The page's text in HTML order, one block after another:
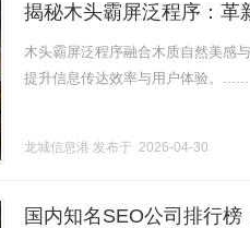
揭秘木头霸屏泛程序：革
木头霸屏泛程序融合木质自然美感
提升信息传达效率与用户体验。......
龙城信息港 发布于 2026-04-30
国内知名SEO公司排行